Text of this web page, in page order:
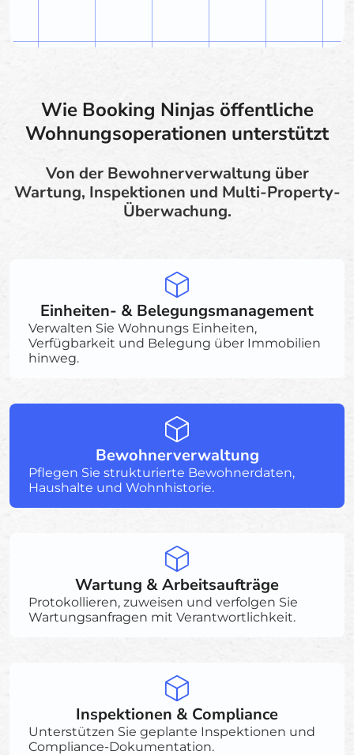
Wie Booking Ninjas öffentliche
Wohnungsoperationen unterstützt
Von der Bewohnerverwaltung über
Wartung, Inspektionen und Multi-Property-
Überwachung.
Einheiten- & Belegungsmanagement
Verwalten Sie Wohnungs Einheiten,
Verfügbarkeit und Belegung über Immobilien
hinweg.
Bewohnerverwaltung
Pflegen Sie strukturierte Bewohnerdaten,
Haushalte und Wohnhistorie.
Wartung & Arbeitsaufträge
Protokollieren, zuweisen und verfolgen Sie
Wartungsanfragen mit Verantwortlichkeit.
Inspektionen & Compliance
Unterstützen Sie geplante Inspektionen und
Compliance-Dokumentation.